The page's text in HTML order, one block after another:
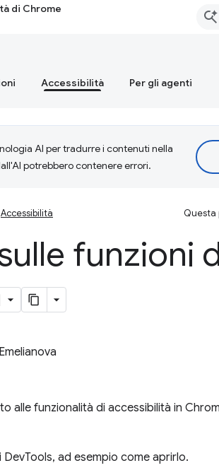
di Chrome
Accessibilità Per gli agenti
AI per tradurre i contenuti nella
potrebbero contenere errori.
Accessibilità Questa
funzioni
alle funzionalità di accessibilità in
ad esempio come aprirlo.